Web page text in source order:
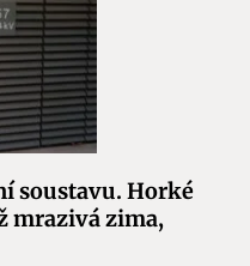
soustavu. Horké
mrazivá zima,